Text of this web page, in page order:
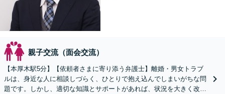
親子交流（面会交流）
【本厚木駅5分】【依頼者さまに寄り添う弁護士】離婚・男女トラブ
ルは、身近な人に相談しづらく、ひとりで抱え込んでしまいがちな問
題です。しかし、適切な知識とサポートがあれば、状況を大きく改善